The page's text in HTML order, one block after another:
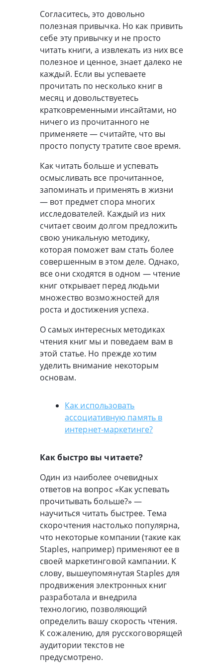
Согласитесь, это довольно
полезная привычка. Но как привить
себе эту привычку и не просто
читать книги, а извлекать из них все
полезное и ценное, знает далеко не
каждый. Если вы успеваете
прочитать по несколько книг в
месяц и довольствуетесь
кратковременными инсайтами, но
ничего из прочитанного не
применяете — считайте, что вы
просто попусту тратите свое время.
Как читать больше и успевать
осмысливать все прочитанное,
запоминать и применять в жизни
— вот предмет спора многих
исследователей. Каждый из них
считает своим долгом предложить
свою уникальную методику,
которая поможет вам стать более
совершенным в этом деле. Однако,
все они сходятся в одном — чтение
книг открывает перед людьми
множество возможностей для
роста и достижения успеха.
О самых интересных методиках
чтения книг мы и поведаем вам в
этой статье. Но прежде хотим
уделить внимание некоторым
основам.
Как использовать
ассоциативную память в
интернет-маркетинге?
Как быстро вы читаете?
Один из наиболее очевидных
ответов на вопрос «Как успевать
прочитывать больше?» —
научиться читать быстрее. Тема
скорочтения настолько популярна,
что некоторые компании (такие как
Staples, например) применяют ее в
своей маркетинговой кампании. К
слову, вышеупомянутая Staples для
продвижения электронных книг
разработала и внедрила
технологию, позволяющий
определить вашу скорость чтения.
К сожалению, для русскоговорящей
аудитории текстов не
предусмотрено.